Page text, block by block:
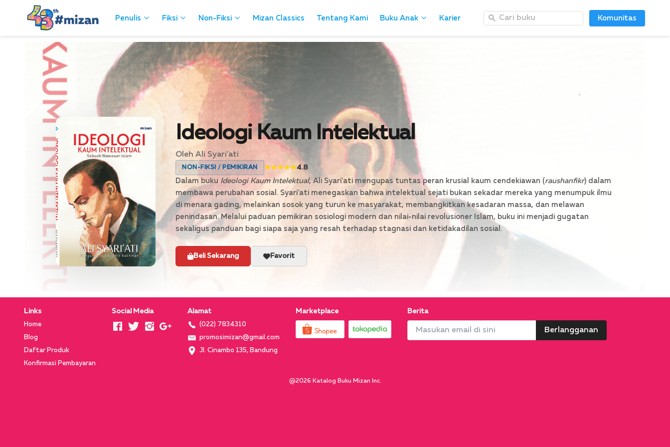
Penulis Fiksi Non-Fiksi Mizan Classics Tentang Kami Buku Anak Karier Cari buku Komunitas
Penulis Fiksi Non-Fiksi Mizan Classics Tentang Kami Buku Anak Karier Cari buku Komunitas
Ideologi Kaum Intelektual
Oleh Ali Syari'ati
NON-FIKSI / PEMIKIRAN ★★★★★4.8
Dalam buku Ideologi Kaum Intelektual, Ali Syari'ati mengupas tuntas peran krusial kaum cendekiawan (raushanfikr) dalam
membawa perubahan sosial. Syari'ati menegaskan bahwa intelektual sejati bukan sekadar mereka yang menumpuk ilmu
di menara gading, melainkan sosok yang turun ke masyarakat, membangkitkan kesadaran massa, dan melawan
penindasan. Melalui paduan pemikiran sosiologi modern dan nilai-nilai revolusioner Islam, buku ini menjadi gugatan
sekaligus panduan bagi siapa saja yang resah terhadap stagnasi dan ketidakadilan sosial.
Beli Sekarang Favorit
Links
Home
Blog
Daftar Produk
Konfirmasi Pembayaran
Social Media Alamat
(022) 7834310
promosimizan@gmail.com
Jl. Cinambo 135, Bandung
Marketplace Berita
Berlangganan
@2026 Katalog Buku Mizan Inc.